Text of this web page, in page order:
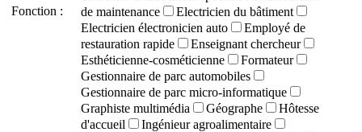
Fonction :
de maintenance
Electricien du bâtiment
Electricien électronicien auto
Employé de
restauration rapide
Enseignant chercheur
Esthéticienne-cosméticienne
Formateur
Gestionnaire de parc automobiles
Gestionnaire de parc micro-informatique
Graphiste multimédia
Géographe
Hôtesse
d'accueil
Ingénieur agroalimentaire